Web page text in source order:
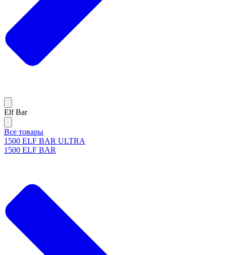
Elf Bar
Все товары
1500 ELF BAR ULTRA
1500 ELF BAR